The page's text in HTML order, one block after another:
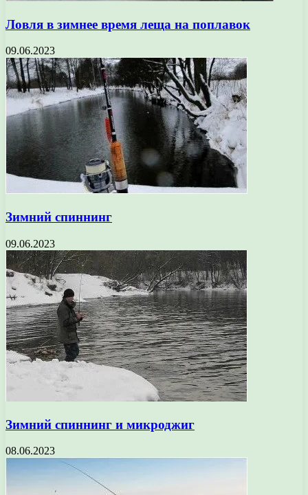
Ловля в зимнее время леща на поплавок
09.06.2023
Зимний спиннинг
09.06.2023
Зимний спиннинг и микроджиг
08.06.2023